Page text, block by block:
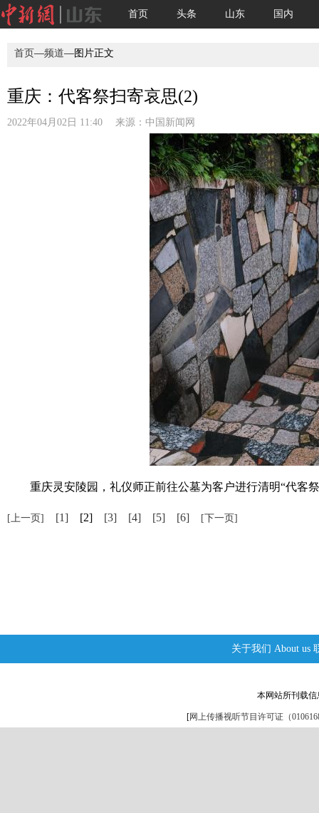
首页 头条 山东 国内
首页—频道—图片正文
重庆：代客祭扫寄哀思(2)
2022年04月02日 11:40 来源： 中国新闻网
重庆灵安陵园，礼仪师正前往公墓为客户进行清明“代客
[上一页] [1] [2] [3] [4] [5] [6] [下一页]
关于我们 About us
本网站所刊载
[网上传播视听节目许可证（